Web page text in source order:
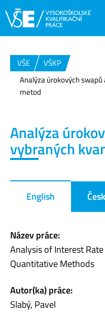
VŠE
VŠKP
Analýza úrokových
metod
Analýza
vybraných
English
Název práce:
Analysis of Interest
Quantitative Methods
Autor(ka) práce:
Slabý, Pavel